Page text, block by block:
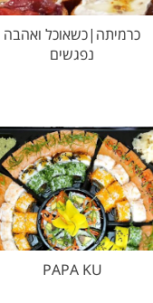
כרמיתה|כשאוכל ואהבה
נפגשים
PAPA KU